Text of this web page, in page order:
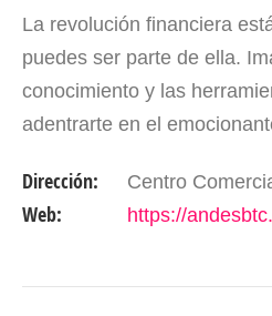
La revolución financiera
puedes ser parte de ella.
conocimiento y las
adentrarte en el
entrada a este…
Dirección: Centro Comercial y Empresarial
Web: https://